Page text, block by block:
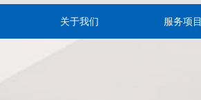
关于我们 服务项目